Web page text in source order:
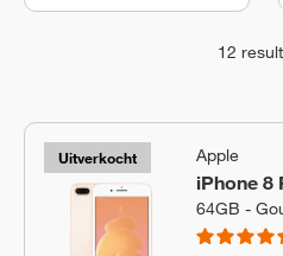
12
Uitverkocht Apple
iPhone 8
64GB -